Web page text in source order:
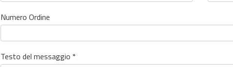
Numero Ordine
Testo del messaggio *